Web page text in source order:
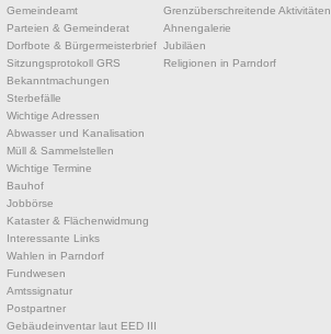
Gemeindeamt
Parteien & Gemeinderat
Dorfbote & Bürgermeisterbrief
Sitzungsprotokoll GRS
Bekanntmachungen
Sterbefälle
Wichtige Adressen
Abwasser und Kanalisation
Müll & Sammelstellen
Wichtige Termine
Bauhof
Jobbörse
Kataster & Flächenwidmung
Interessante Links
Wahlen in Parndorf
Fundwesen
Amtssignatur
Postpartner
Gebäudeinventar laut EED III
Grenzüberschreitende Aktivitäten
Ahnengalerie
Jubiläen
Religionen in Parndorf